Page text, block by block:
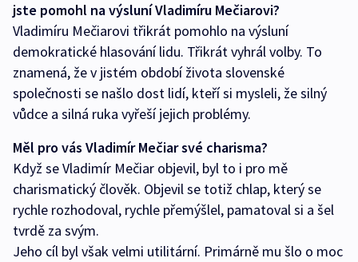
jste pomohl na výsluní Vladimíru Mečiarovi?
Vladimíru Mečiarovi třikrát pomohlo na výsluní
demokratické hlasování lidu. Třikrát vyhrál volby. To
znamená, že v jistém období života slovenské
společnosti se našlo dost lidí, kteří si mysleli, že silný
vůdce a silná ruka vyřeší jejich problémy.
Měl pro vás Vladimír Mečiar své charisma?
Když se Vladimír Mečiar objevil, byl to i pro mě
charismatický člověk. Objevil se totiž chlap, který se
rychle rozhodoval, rychle přemýšlel, pamatoval si a šel
tvrdě za svým.
Jeho cíl byl však velmi utilitární. Primárně mu šlo o moc